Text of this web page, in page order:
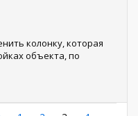
колонку, которая
объекта, по